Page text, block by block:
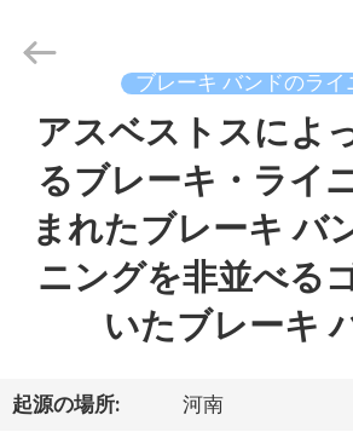
ト
2018
Kebona
Industry
Reserved.
ブレーキ バンドのライ
アスベストスによ
るブレーキ・ライ
まれたブレーキ バ
ニングを非並べる
いたブレーキ
起源の場所: 河南